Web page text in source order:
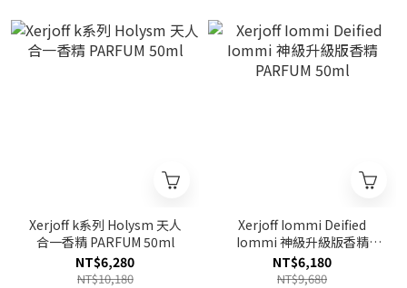
Xerjoff k系列 Holysm 天人
合一香精 PARFUM 50ml
NT$6,280
NT$10,180
Xerjoff Iommi Deified
Iommi 神級升級版香精
PARFUM 50ml
NT$6,180
NT$9,680